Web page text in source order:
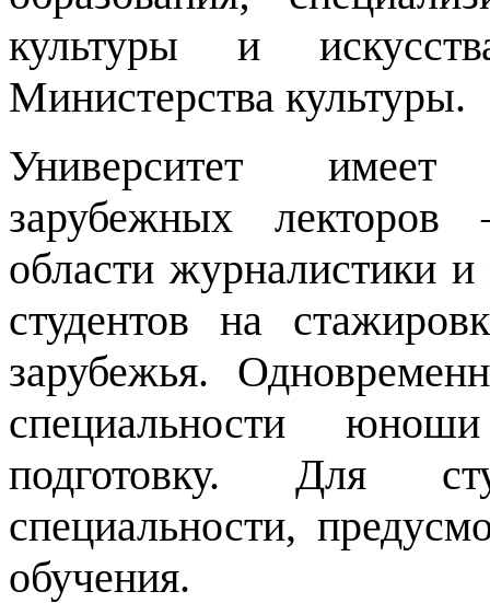
культуры и
Министерства культуры.
Университет имеет
зарубежных
области журналистики и
студентов на
зарубежья.
специальности
подготовку. Для
специальности,
обучения.